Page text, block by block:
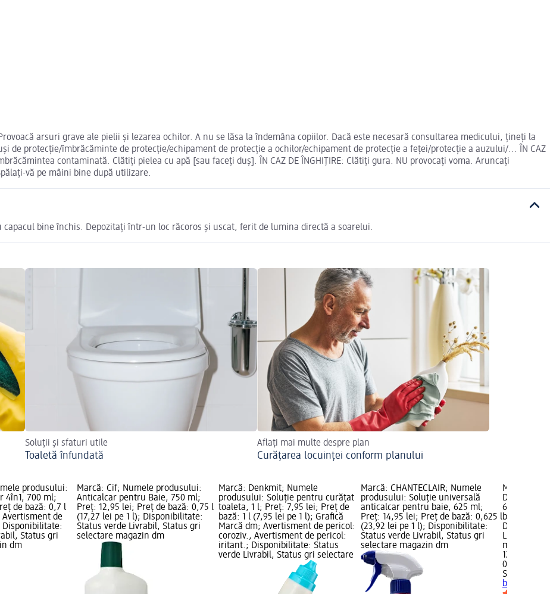
arsuri grave ale pielii şi lezarea ochilor. A nu se lăsa la îndemâna copiilor. Dacă este necesară consultarea medicului, țineți la
de protecție/îmbrăcăminte de protecție/echipament de protecție a ochilor/echipament de protecție a feței/protecție a auzului/... ÎN CAZ
contaminată. Clătiți pielea cu apă [sau faceți duș]. ÎN CAZ DE ÎNGHIȚIRE: Clătiți gura. NU provocați voma. Aruncaţi
vă pe mâini bine după utilizare.
bine închis. Depozitați într-un loc răcoros și uscat, ferit de lumina directă a soarelui.
Soluții și sfaturi utile
Toaletă înfundată
Aflați mai multe despre plan
Curățarea locuinței conform planului
produsului:
4în1, 700 ml;
de bază: 0,7 l
Avertisment de
Status gri
dm
Marcă: Cif; Numele produsului:
Anticalcar pentru Baie, 750 ml;
Preț: 12,95 lei; Preț de bază: 0,75 l
(17,27 lei pe 1 l); Disponibilitate:
Status verde Livrabil, Status gri
selectare magazin dm
Marcă: Denkmit; Numele
produsului: Soluție pentru curățat
toaleta, 1 l; Preț: 7,95 lei; Preț de
bază: 1 l (7,95 lei pe 1 l); Grafică
Marcă dm; Avertisment de pericol:
coroziv., Avertisment de pericol:
iritant.; Disponibilitate: Status
verde Livrabil, Status gri selectare
Marcă: CHANTECLAIR; Numele
produsului: Soluție universală
anticalcar pentru baie, 625 ml;
Preț: 14,95 lei; Preț de bază: 0,625 l
(23,92 lei pe 1 l); Disponibilitate:
Status verde Livrabil, Status gri
selectare magazin dm
Marcă:
650 ml;
bază: 0,65 l
Livrabil,
magazin
12,95 lei
0,65 l
Smac
baie, 650